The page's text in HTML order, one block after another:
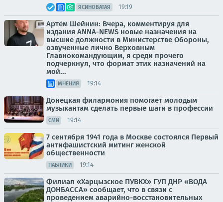
ЯСИНОВАТАЯ 19:19
Артём Шейнин: Вчера, комментируя для
издания ANNA-NEWS новые назначения на
высшие должности в Министерстве Обороны,
озвученные лично Верховным
Главнокомандующим, я среди прочего
подчеркнул, что формат этих назначений на
мой...
МНЕНИЯ 19:14
Донецкая филармония помогает молодым
музыкантам сделать первые шаги в профессии
СМИ 19:14
7 сентября 1941 года в Москве состоялся Первый
антифашистский митинг женской
общественности
ПАБЛИКИ 19:14
Филиал «Харцызское ПУВКХ» ГУП ДНР «ВОДА
ДОНБАССА» сообщает, что в связи с
проведением аварийно-восстановительных